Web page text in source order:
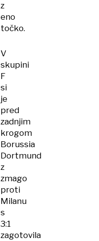
z
eno
točko.
V
skupini
F
si
je
pred
zadnjim
krogom
Borussia
Dortmund
z
zmago
proti
Milanu
s
3:1
zagotovila